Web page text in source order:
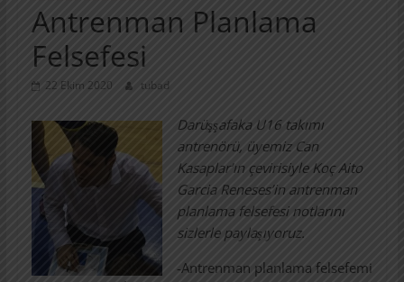
Antrenman Planlama
Felsefesi
22 Ekim 2020 tubad
Darüşşafaka U16 takımı
antrenörü, üyemiz Can
Kasaplar’ın çevirisiyle Koç Aito
Garcia Reneses’in antrenman
planlama felsefesi notlarını
sizlerle paylaşıyoruz.
-Antrenman planlama felsefemi